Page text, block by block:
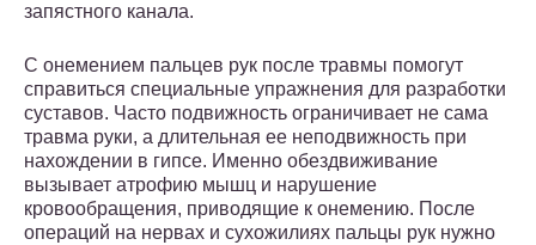
запястного канала.
С онемением пальцев рук после травмы помогут
справиться специальные упражнения для разработки
суставов. Часто подвижность ограничивает не сама
травма руки, а длительная ее неподвижность при
нахождении в гипсе. Именно обездвиживание
вызывает атрофию мышц и нарушение
кровообращения, приводящие к онемению. После
операций на нервах и сухожилиях пальцы рук нужно